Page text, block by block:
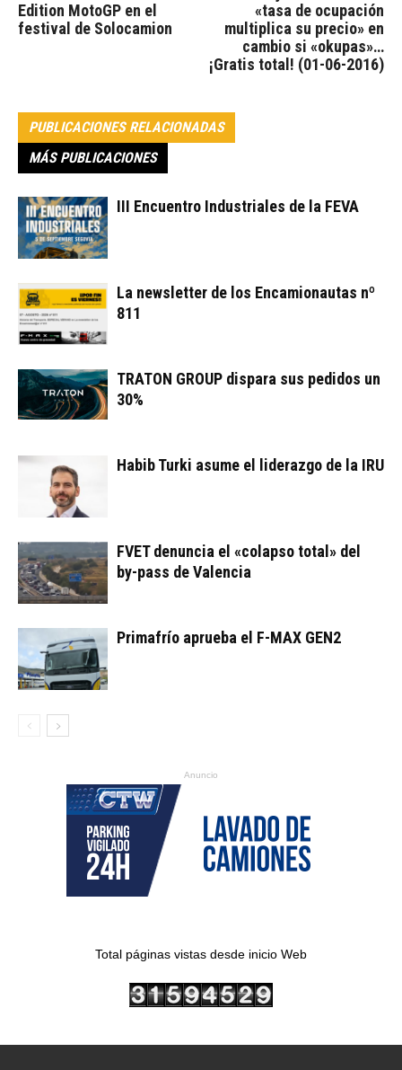
Edition MotoGP en el
festival de Solocamion
«tasa de ocupación
multiplica su precio» en
cambio si «okupas»…
¡Gratis total! (01-06-2016)
PUBLICACIONES RELACIONADAS
MÁS PUBLICACIONES
III Encuentro Industriales de la FEVA
La newsletter de los Encamionautas nº
811
TRATON GROUP dispara sus pedidos un
30%
Habib Turki asume el liderazgo de la IRU
FVET denuncia el «colapso total» del
by-pass de Valencia
Primafrío aprueba el F-MAX GEN2
Anuncio
Total páginas vistas desde inicio Web